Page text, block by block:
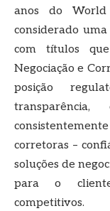
anos do
considerado
com títulos
Negociação e
posição
corretoras –
soluções de
para o
competitivos.